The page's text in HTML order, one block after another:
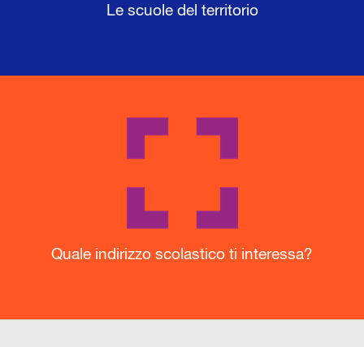
Le scuole del territorio
Quale indirizzo scolastico ti interessa?